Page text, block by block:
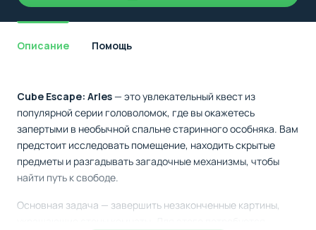
Описание Помощь
Cube Escape: Arles— это увлекательный квест из
популярной серии головоломок, где вы окажетесь
запертыми в необычной спальне старинного особняка. Вам
предстоит исследовать помещение, находить скрытые
предметы и разгадывать загадочные механизмы, чтобы
найти путь к свободе.
Основная задача — завершить незаконченные картины,